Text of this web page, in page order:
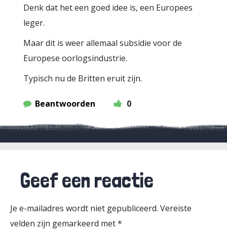
Denk dat het een goed idee is, een Europees
leger.
Maar dit is weer allemaal subsidie voor de
Europese oorlogsindustrie.
Typisch nu de Britten eruit zijn.
Beantwoorden 0
Geef een reactie
Je e-mailadres wordt niet gepubliceerd. Vereiste
velden zijn gemarkeerd met*